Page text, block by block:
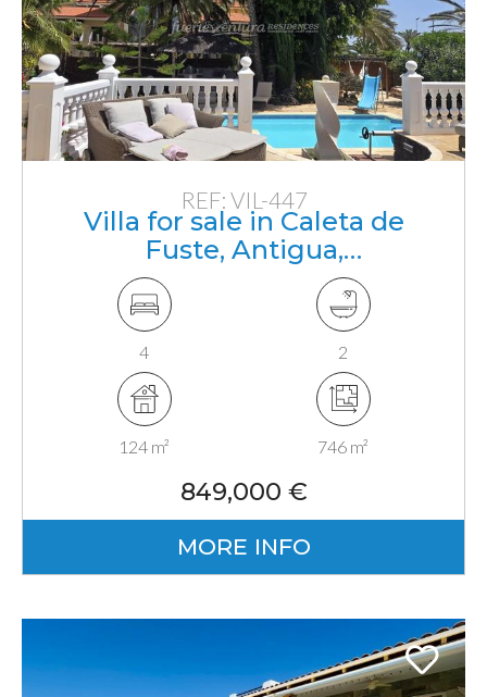
REF: VIL-447
Villa for sale in Caleta de
Fuste, Antigua,
Fuerteventura, Canarias
4 2
124 m² 746 m²
849,000 €
MORE INFO